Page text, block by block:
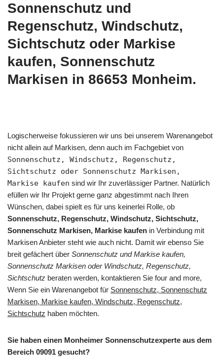
Sonnenschutz und
Regenschutz, Windschutz,
Sichtschutz oder Markise
kaufen, Sonnenschutz
Markisen in 86653 Monheim.
Logischerweise fokussieren wir uns bei unserem Warenangebot
nicht allein auf Markisen, denn auch im Fachgebiet von
Sonnenschutz, Windschutz, Regenschutz,
Sichtschutz oder Sonnenschutz Markisen,
Markise kaufen sind wir Ihr zuverlässiger Partner. Natürlich
efüllen wir Ihr Projekt gerne ganz abgestimmt nach Ihren
Wünschen, dabei spielt es für uns keinerlei Rolle, ob
Sonnenschutz, Regenschutz, Windschutz, Sichtschutz,
Sonnenschutz Markisen, Markise kaufen in Verbindung mit
Markisen Anbieter steht wie auch nicht. Damit wir ebenso Sie
breit gefächert über Sonnenschutz und Markise kaufen,
Sonnenschutz Markisen oder Windschutz, Regenschutz,
Sichtschutz beraten werden, kontaktieren Sie four and more,
Wenn Sie ein Warenangebot für Sonnenschutz, Sonnenschutz
Markisen, Markise kaufen, Windschutz, Regenschutz,
Sichtschutz haben möchten.
Sie haben einen Monheimer Sonnenschutzexperte aus dem
Bereich 09091 gesucht?